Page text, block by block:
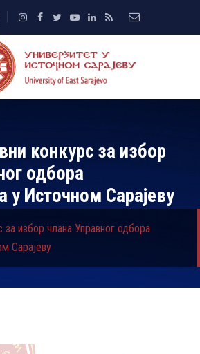
конкурс за избор
одбора
у Источном Сарајеву
за избор члана Управног одбора
Сарајеву